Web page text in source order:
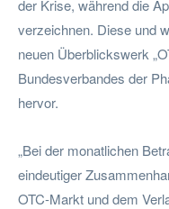
der Krise, während die
verzeichnen. Diese und
neuen Überblickswerk
Bundesverbandes der
hervor.
„Bei der monatlichen
eindeutiger
OTC-Markt und dem